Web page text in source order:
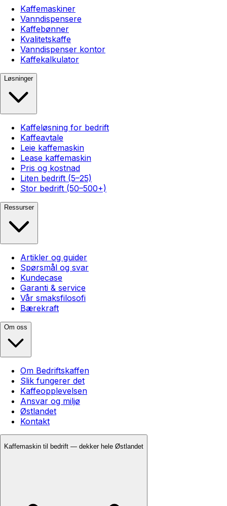
Kaffemaskiner
Vanndispensere
Kaffebønner
Kvalitetskaffe
Vanndispenser kontor
Kaffekalkulator
Løsninger
Kaffeløsning for bedrift
Kaffeavtale
Leie kaffemaskin
Lease kaffemaskin
Pris og kostnad
Liten bedrift (5–25)
Stor bedrift (50–500+)
Ressurser
Artikler og guider
Spørsmål og svar
Kundecase
Garanti & service
Vår smaksfilosofi
Bærekraft
Om oss
Om Bedriftskaffen
Slik fungerer det
Kaffeopplevelsen
Ansvar og miljø
Østlandet
Kontakt
Kaffemaskin til bedrift — dekker hele Østlandet